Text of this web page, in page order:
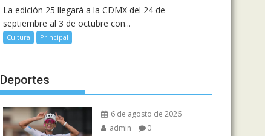
La edición 25 llegará a la CDMX del 24 de
septiembre al 3 de octubre con...
Cultura Principal
Deportes
6 de agosto de 2026
admin
0